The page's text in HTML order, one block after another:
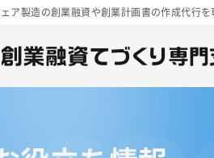
ア製造の創業融資や創業計画書の作成代行